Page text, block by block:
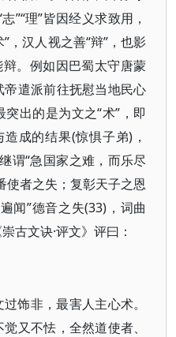
”“理”皆因经义求致用，
，汉人视之善“辩”，也影
。例如因巴蜀太守唐蒙
遣派前往抚慰当地民心
出的是为文之“术”，即
成的结果(惊惧子弟)，
谓“急国家之难，而乐尽
使者之失；复彰天子之恩
闻”德音之失(33)，词曲
古文诀·评文》评曰：
饰非，最害人主心术。
又不怯，全然道使者、